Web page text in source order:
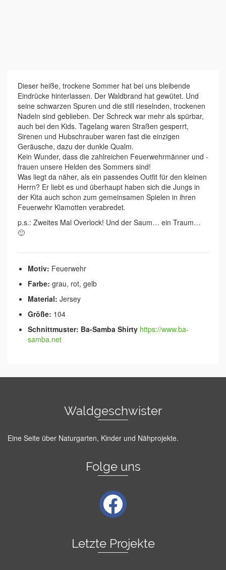
Dieser heiße, trockene Sommer hat bei uns bleibende
Eindrücke hinterlassen. Der Waldbrand hat gewütet. Und
seine schwarzen Spuren und die still rieselnden, trockenen
Nadeln sind geblieben. Der Schreck war mehr als spürbar,
auch bei den Kids. Tagelang waren Straßen gesperrt,
Sirenen und Hubschrauber waren fast die einzigen
Geräusche, dazu der dunkle Qualm.
Kein Wunder, dass die zahlreichen Feuerwehrmänner und -
frauen unsere Helden des Sommers sind!
Was liegt da näher, als ein passendes Outfit für den kleinen
Herrn? Er liebt es und überhaupt haben sich die Jungs in
der Kita auch schon zum gemeinsamen Spielen in ihren
Feuerwehr Klamotten verabredet.
p.s.: Zweites Mal Overlock! Und der Saum… ein Traum…
🙂
Motiv: Feuerwehr
Farbe: grau, rot, gelb
Material: Jersey
Größe: 104
Schnittmuster: Ba-Samba Shirty https://www.ba-
samba.net
Waldgeschwister
Eine Seite über Naturgarten, Kinder und Nähprojekte.
Folge uns
facebook
Letzte Projekte